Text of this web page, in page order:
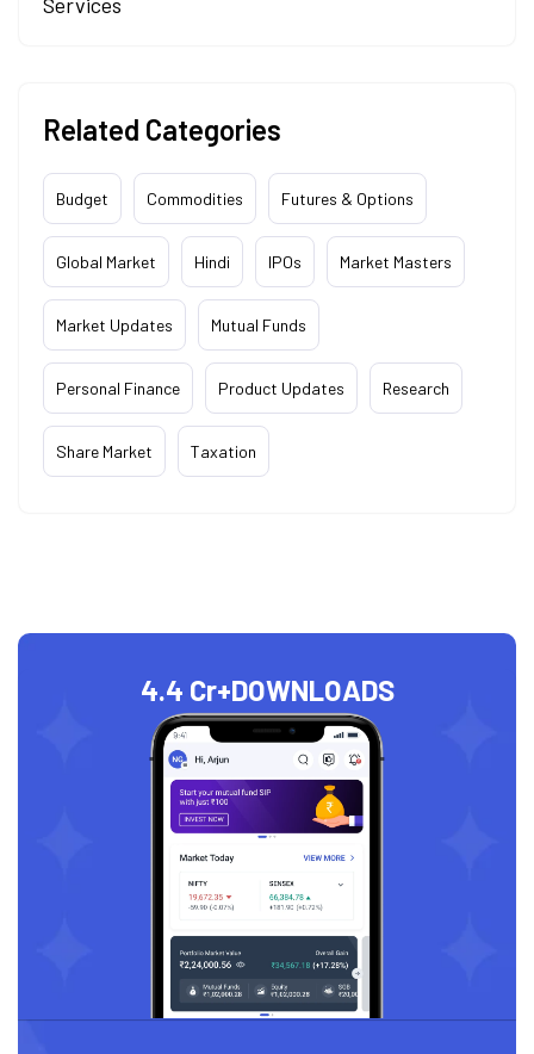
Related Categories
Budget Commodities Futures & Options
Global Market Hindi IPOs Market Masters
Market Updates Mutual Funds
Personal Finance Product Updates Research
Share Market Taxation
4.4 Cr+DOWNLOADS